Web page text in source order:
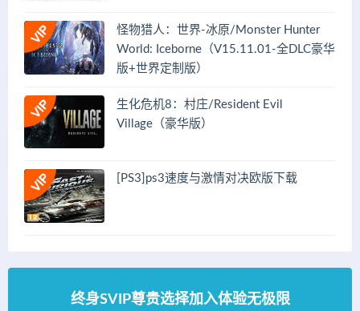
怪物猎人：世界-冰原/Monster Hunter
World: Iceborne（V15.11.01-全DLC豪华
版+世界定制版）
生化危机8：村庄/Resident Evil
Village（豪华版）
[PS3]ps3速度与激情对决欧版下载
终身SVIP尊贵选择加入体验无极限